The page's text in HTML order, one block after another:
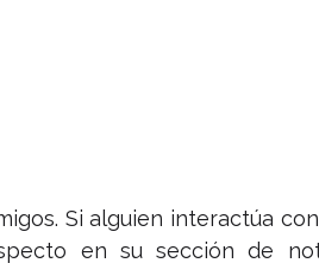
Si alguien interactúa
en su sección de